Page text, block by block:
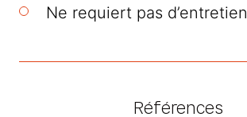
Ne requiert pas d’entretien
Références